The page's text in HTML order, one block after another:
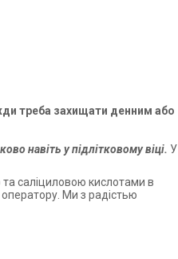
треба захищати денним або
навіть у підлітковому віці. У
саліциловою кислотами в
оператору. Ми з радістью